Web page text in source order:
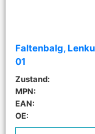
Faltenbalg,
01
Zustand:
MPN:
EAN:
OE: